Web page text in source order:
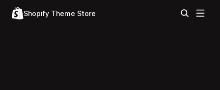
Shopify Theme Store